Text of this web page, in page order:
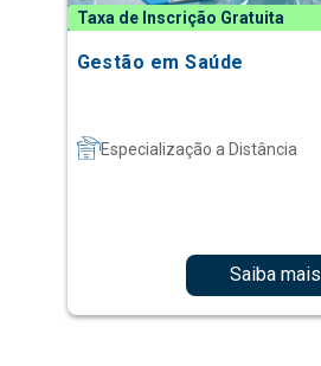
Taxa de Inscrição Gratuita
Gestão em Saúde
Especialização a Distância
Saiba mais